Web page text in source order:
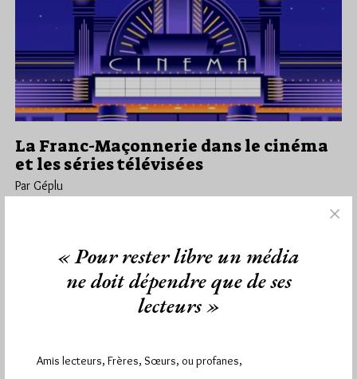
La Franc-Maçonnerie dans le cinéma
et les séries télévisées
Par Géplu
Lu 29106 fois
Suisse Alpina, et Président du Groupe de Recherche Alpina, a
« Pour rester libre un média
ne doit dépendre que de ses
lecteurs »
Amis lecteurs, Frères, Sœurs, ou profanes,